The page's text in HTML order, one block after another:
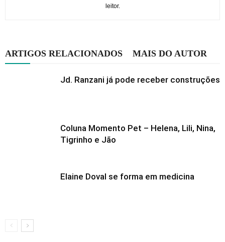
leitor.
ARTIGOS RELACIONADOS MAIS DO AUTOR
Jd. Ranzani já pode receber construções
Coluna Momento Pet – Helena, Lili, Nina,
Tigrinho e Jão
Elaine Doval se forma em medicina